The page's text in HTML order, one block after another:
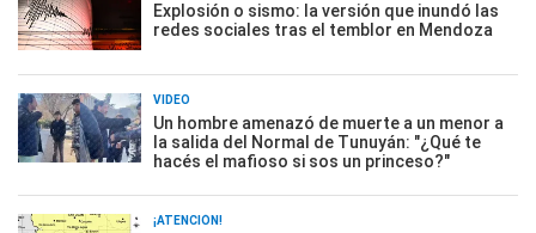
Explosión o sismo: la versión que inundó las
redes sociales tras el temblor en Mendoza
VIDEO
Un hombre amenazó de muerte a un menor a
la salida del Normal de Tunuyán: "¿Qué te
hacés el mafioso si sos un princeso?"
¡ATENCIÓN!